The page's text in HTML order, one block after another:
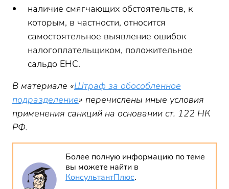
наличие смягчающих обстоятельств, к
которым, в частности, относится
самостоятельное выявление ошибок
налогоплательщиком, положительное
сальдо ЕНС.
В материале «Штраф за обособленное
подразделение» перечислены иные условия
применения санкций на основании ст. 122 НК
РФ.
Более полную информацию по теме
вы можете найти в
КонсультантПлюс.